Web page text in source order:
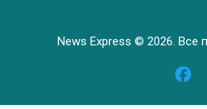
News Express © 2026. Все